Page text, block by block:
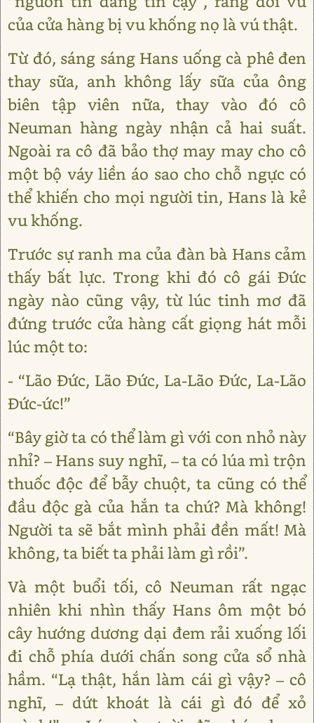
của cửa hàng bị vu khống nọ là vú thật.
Từ đó, sáng sáng Hans uống cà phê đen
thay sữa, anh không lấy sữa của ông
biên tập viên nữa, thay vào đó cô
Neuman hàng ngày nhận cả hai suất.
Ngoài ra cô đã bảo thợ may may cho cô
một bộ váy liền áo sao cho chỗ ngực có
thể khiến cho mọi người tin, Hans là kẻ
vu khống.
Trước sự ranh ma của đàn bà Hans cảm
thấy bất lực. Trong khi đó cô gái Đức
ngày nào cũng vậy, từ lúc tinh mơ đã
đứng trước cửa hàng cất giọng hát mỗi
lúc một to:
- “Lão Đức, Lão Đức, La-Lão Đức, La-Lão
Đức-ức!”
“Bây giờ ta có thể làm gì với con nhỏ này
nhỉ? – Hans suy nghĩ, – ta có lúa mì trộn
thuốc độc để bẫy chuột, ta cũng có thể
đầu độc gà của hắn ta chứ? Mà không!
Người ta sẽ bắt mình phải đền mất! Mà
không, ta biết ta phải làm gì rồi”.
Và một buổi tối, cô Neuman rất ngạc
nhiên khi nhìn thấy Hans ôm một bó
cây hướng dương dại đem rải xuống lối
đi chỗ phía dưới chấn song cửa sổ nhà
hầm. “Lạ thật, hắn làm cái gì vậy? – cô
nghĩ, – dứt khoát là cái gì đó để xỏ